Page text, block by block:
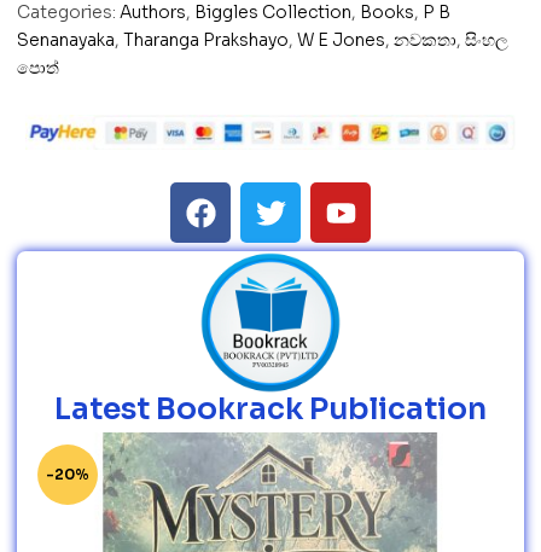
Categories: Authors, Biggles Collection, Books, P B
Senanayaka, Tharanga Prakshayo, W E Jones, නවකතා, සිංහල
පොත්
Latest Bookrack Publication
-20%